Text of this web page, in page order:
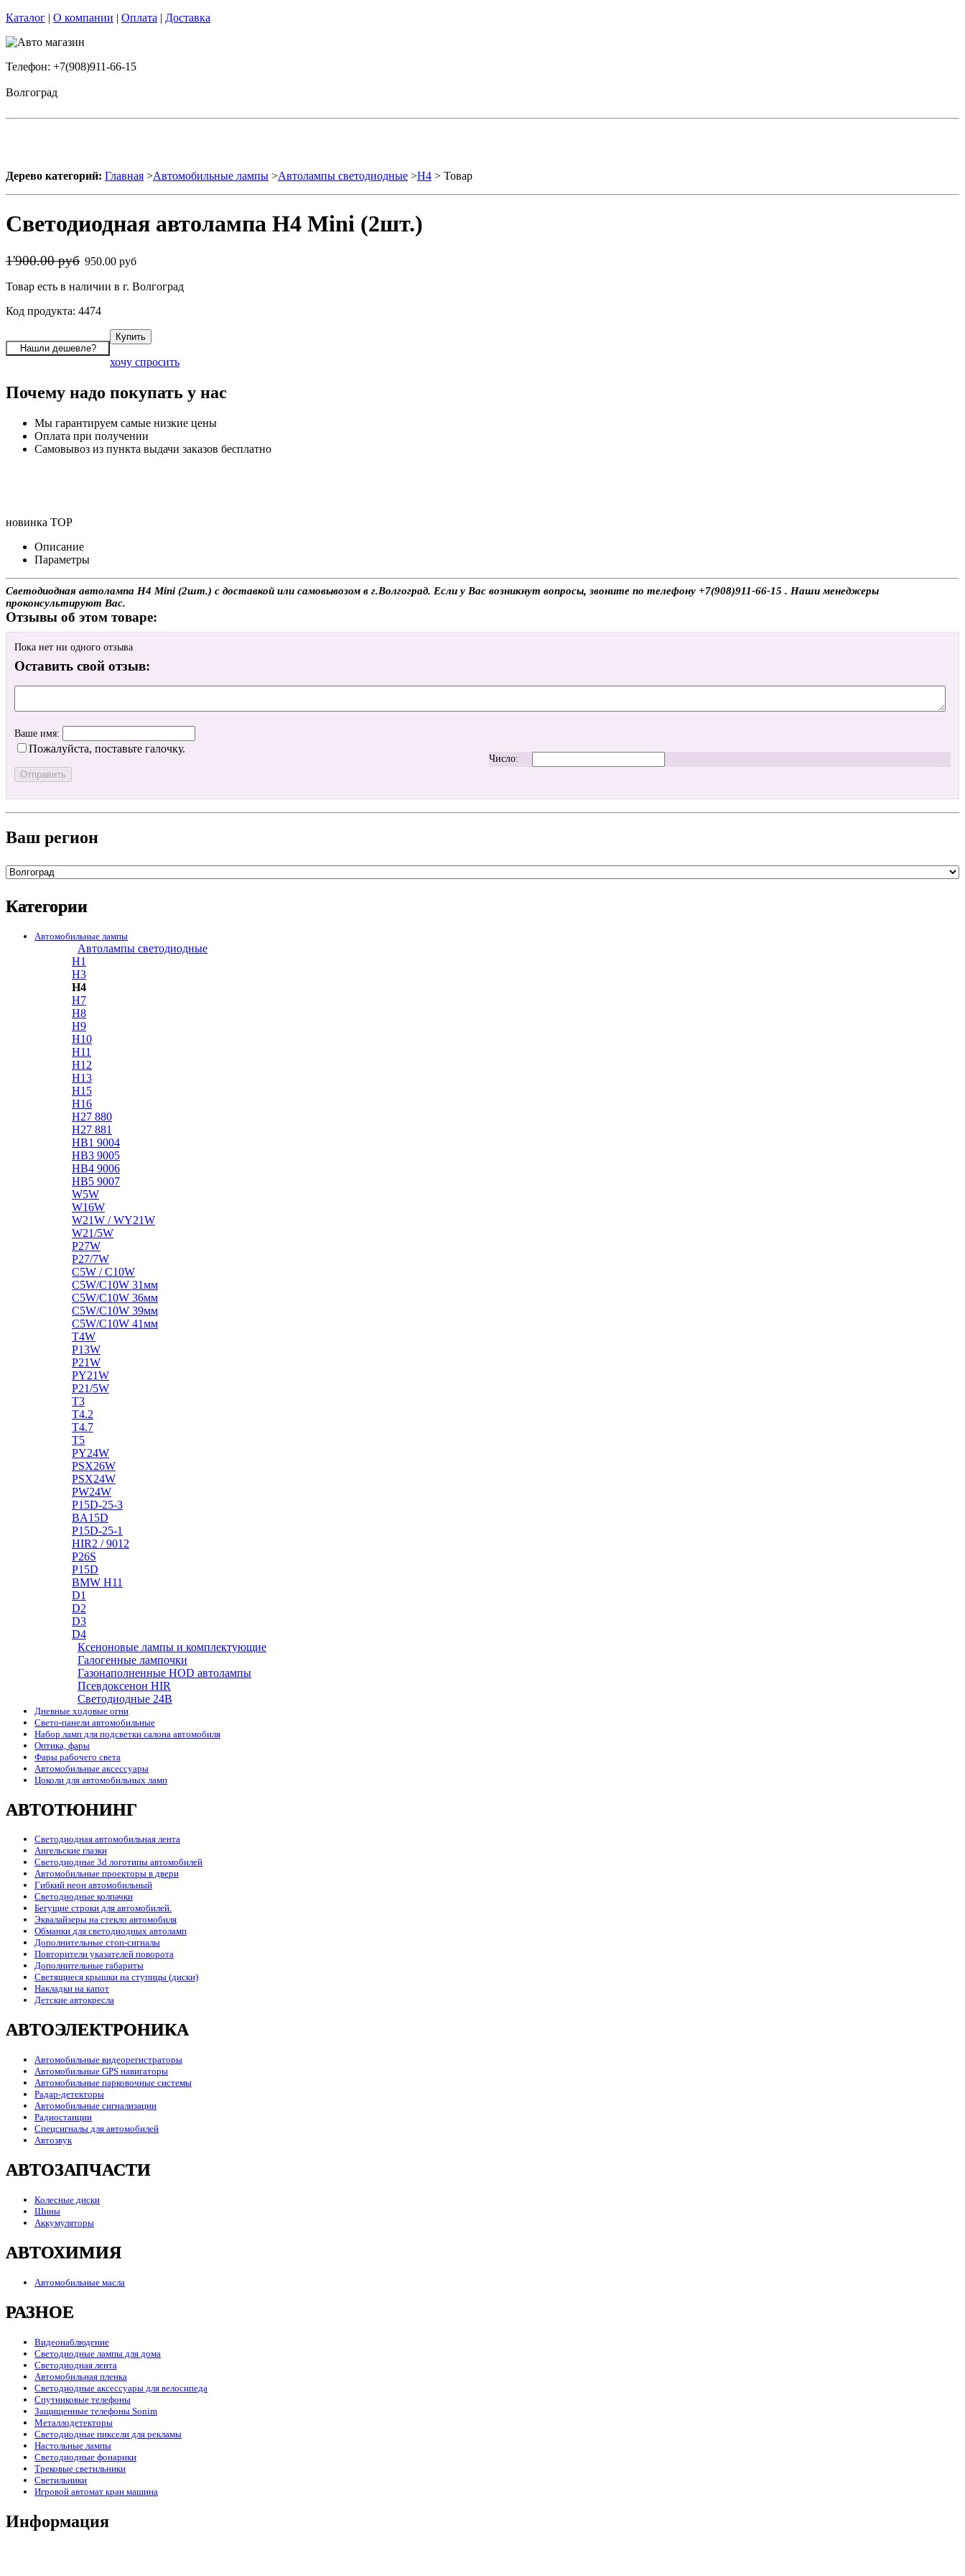
Каталог | О компании | Оплата | Доставка
Телефон: +7(908)911-66-15
Волгоград
Дерево категорий: Главная >Автомобильные лампы >Автолампы светодиодные >H4 > Товар
Светодиодная автолампа H4 Mini (2шт.)
1'900.00 руб 950.00 руб
Товар есть в наличии в г. Волгоград
Код продукта: 4474
хочу спросить
Почему надо покупать у нас
Мы гарантируем самые низкие цены
Оплата при получении
Самовывоз из пункта выдачи заказов бесплатно
новинка TOP
Описание
Параметры
Светодиодная автолампа H4 Mini (2шт.) с доставкой или самовывозом в г.Волгоград. Если у Вас возникнут вопросы, звоните по телефону +7(908)911-66-15 . Наши менеджеры
проконсультируют Вас.
Отзывы об этом товаре:
Пока нет ни одного отзыва
Оставить свой отзыв:
Ваше имя:
Пожалуйста, поставьте галочку.
Число:
Ваш регион
Категории
Автомобильные лампы
Автолампы светодиодные
H1
H3
H4
H7
H8
H9
H10
H11
H12
H13
H15
H16
H27 880
H27 881
HB1 9004
HB3 9005
HB4 9006
HB5 9007
W5W
W16W
W21W / WY21W
W21/5W
P27W
P27/7W
C5W / C10W
C5W/C10W 31мм
C5W/C10W 36мм
C5W/C10W 39мм
C5W/C10W 41мм
T4W
P13W
P21W
PY21W
P21/5W
T3
T4.2
T4.7
T5
PY24W
PSX26W
PSX24W
PW24W
P15D-25-3
BA15D
P15D-25-1
HIR2 / 9012
P26S
P15D
BMW H11
D1
D2
D3
D4
Ксеноновые лампы и комплектующие
Галогенные лампочки
Газонаполненные HOD автолампы
Псевдоксенон HIR
Cветодиодные 24B
Дневные ходовые огни
Свето-панели автомобильные
Набор ламп для подсветки салона автомобиля
Оптика, фары
Фары рабочего света
Автомобильные аксессуары
Цоколи для автомобильных ламп
АВТОТЮНИНГ
Светодиодная автомобильная лента
Ангельские глазки
Светодиодные 3d логотипы автомобилей
Автомобильные проекторы в двери
Гибкий неон автомобильный
Светодиодные колпачки
Бегущие строки для автомобилей.
Эквалайзеры на стекло автомобиля
Обманки для светодиодных автоламп
Дополнительные стоп-сигналы
Повторители указателей поворота
Дополнительные габариты
Светящиеся крышки на ступицы (диски)
Накладки на капот
Детские автокресла
АВТОЭЛЕКТРОНИКА
Автомобильные видеорегистраторы
Автомобильные GPS навигаторы
Автомобильные парковочные системы
Радар-детекторы
Автомобильные сигнализации
Радиостанции
Спецсигналы для автомобилей
Автозвук
АВТОЗАПЧАСТИ
Колесные диски
Шины
Аккумуляторы
АВТОХИМИЯ
Автомобильные масла
РАЗНОЕ
Видеонаблюдение
Светодиодные лампы для дома
Светодиодная лента
Автомобильная пленка
Светодиодные аксессуары для велосипеда
Спутниковые телефоны
Защищенные телефоны Sonim
Металлодетекторы
Светодиодные пиксели для рекламы
Настольные лампы
Светодиодные фонарики
Трековые светильники
Светильники
Игровой автомат кран машина
Информация